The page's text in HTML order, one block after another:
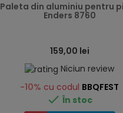
Paleta din aluminiu pentru
Enders 8760
159,00 lei
Niciun review
-10% cu codul BBQFEST
 În stoc